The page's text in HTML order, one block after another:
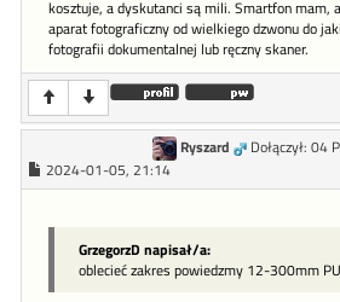
kosztuje, a dyskutanci są mili. Smartfon mam,
aparat fotograficzny od wielkiego dzwonu do
fotografii dokumentalnej lub ręczny skaner.
Ryszard
Dołączył: 04
2024-01-05, 21:14
GrzegorzD napisał/a:
oblecieć zakres powiedzmy 12-300mm